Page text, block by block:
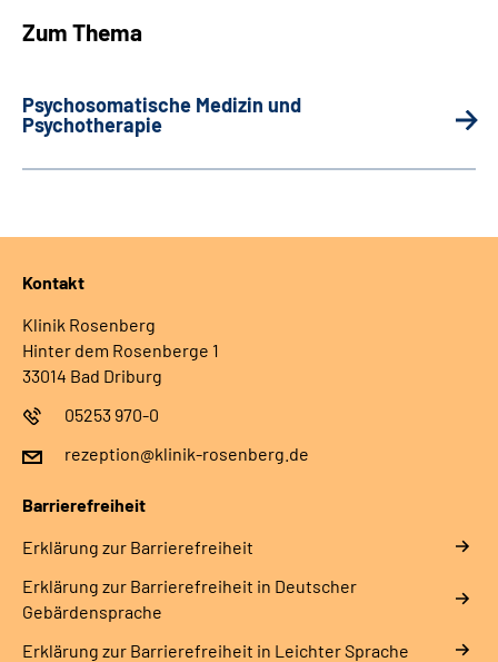
Zum Thema
Psychosomatische Medizin und
Psychotherapie
Kontakt
Klinik Rosenberg
Hinter dem Rosenberge 1
33014 Bad Driburg
05253 970-0
rezeption@klinik-rosenberg.de
Barrierefreiheit
Erklärung zur Barrierefreiheit
Erklärung zur Barrierefreiheit in Deutscher
Gebärdensprache
Erklärung zur Barrierefreiheit in Leichter Sprache